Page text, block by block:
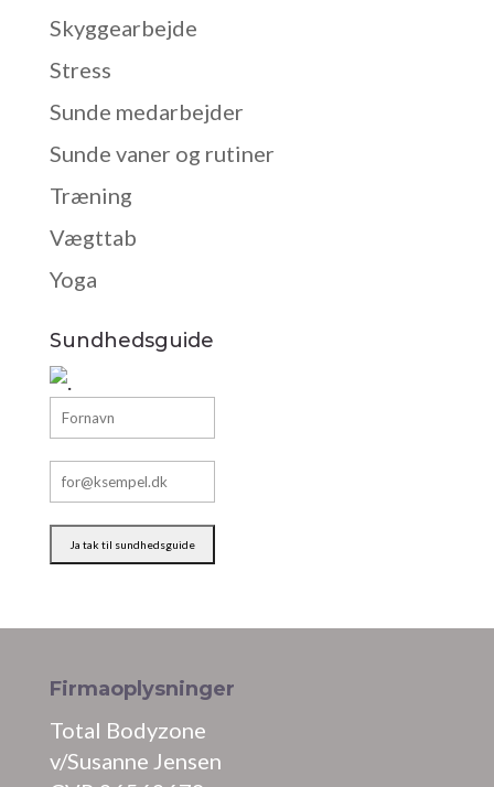
Skyggearbejde
Stress
Sunde medarbejder
Sunde vaner og rutiner
Træning
Vægttab
Yoga
Sundhedsguide
Firmaoplysninger
Total Bodyzone
v/Susanne Jensen